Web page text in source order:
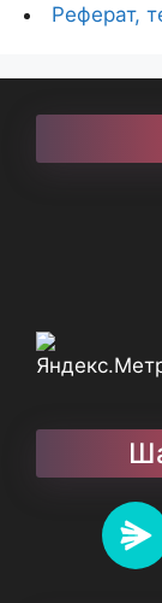
Реферат,